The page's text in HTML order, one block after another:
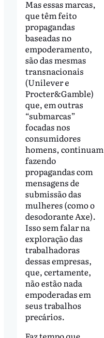
Mas essas marcas,
que têm feito
propagandas
baseadas no
empoderamento,
são das mesmas
transnacionais
(Unilever e
Procter&Gamble)
que, em outras
“submarcas”
focadas nos
consumidores
homens, continuam
fazendo
propagandas com
mensagens de
submissão das
mulheres (como o
desodorante Axe).
Isso sem falar na
exploração das
trabalhadoras
dessas empresas,
que, certamente,
não estão nada
empoderadas em
seus trabalhos
precários.